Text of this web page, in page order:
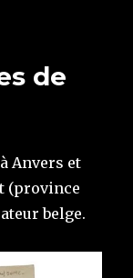
de
Anvers et
(province
belge.